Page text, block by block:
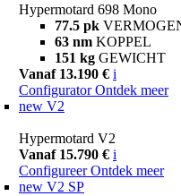
Hypermotard 698 Mono
77.5 pk
63 nm KOPPEL
151 kg GEWICHT
Vanaf 13.190 € i
Configurator Ontdek meer
new V2
Hypermotard V2
Vanaf 15.790 € i
Configureer Ontdek meer
new V2 SP